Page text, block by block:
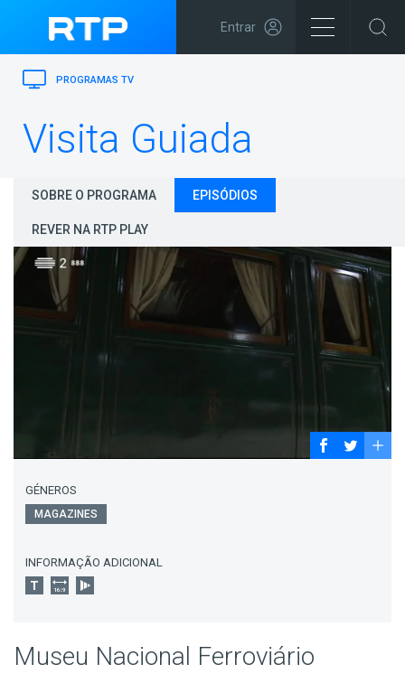
Entrar
PROGRAMAS TV
Visita Guiada
SOBRE O PROGRAMA EPISÓDIOS
REVER NA RTP PLAY
GÉNEROS
MAGAZINES
INFORMAÇÃO ADICIONAL
Museu Nacional Ferroviário